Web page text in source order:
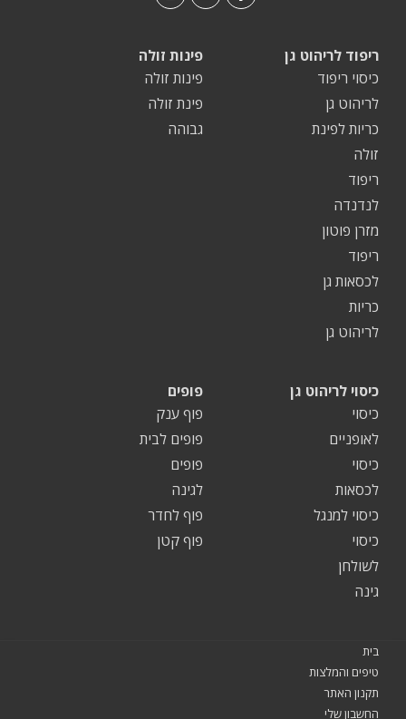
פינות זולה
פינות זולה
פינת זולה
גבוהה
ריפוד לריהוט גן
כיסוי ריפוד
לריהוט גן
כריות לפינת
זולה
ריפוד
לנדנדה
מזרן פוטון
ריפוד
לכסאות גן
כריות
לריהוט גן
פופים
פוף ענק
פופים לבית
פופים
לגינה
פוף לחדר
פוף קטן
כיסוי לריהוט גן
כיסוי
לאופניים
כיסוי
לכסאות
כיסוי למנגל
כיסוי
לשולחן
גינה
בית
טיפים והמלצות
תקנון האתר
החשבון שלי